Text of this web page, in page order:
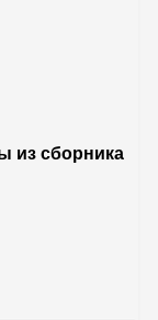
из сборника